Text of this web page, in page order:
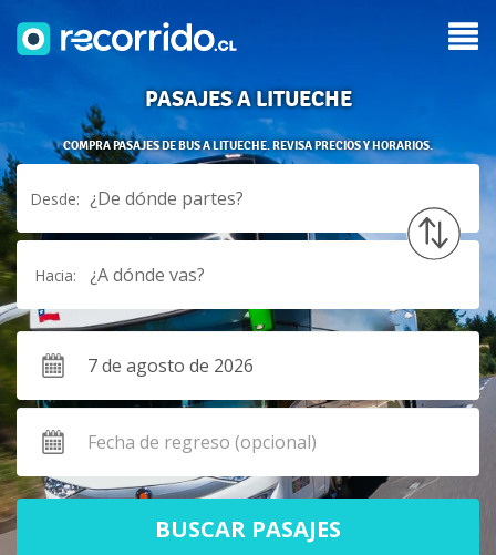
PASAJES A LITUECHE
COMPRA PASAJES DE BUS A LITUECHE. REVISA PRECIOS Y HORARIOS.
Desde: ¿De dónde partes?
Hacia: ¿A dónde vas?
BUSCAR PASAJES